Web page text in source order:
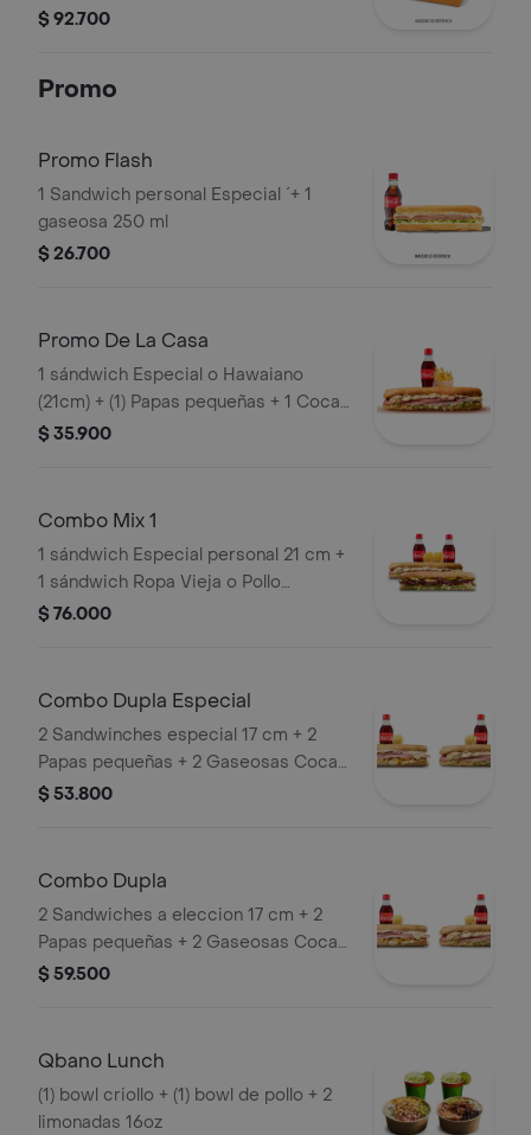
Escoger 3 Sabores Entre Cualquiera
$ 92.700
Promo
Promo Flash
1 Sandwich personal Especial ´+ 1
gaseosa 250 ml
$ 26.700
Promo De La Casa
1 sándwich Especial o Hawaiano
(21cm) + (1) Papas pequeñas + 1 Coca
Cola 250ml
$ 35.900
Combo Mix 1
1 sándwich Especial personal 21 cm +
1 sándwich Ropa Vieja o Pollo
personal 21 cm+ 2 limonadas de 16 oz
$ 76.000
Combo Dupla Especial
2 Sandwinches especial 17 cm + 2
Papas pequeñas + 2 Gaseosas Coca
Cola 400ml.
$ 53.800
Combo Dupla
2 Sandwiches a eleccion 17 cm + 2
Papas pequeñas + 2 Gaseosas Coca
Cola 400ml.
$ 59.500
Qbano Lunch
(1) bowl criollo + (1) bowl de pollo + 2
limonadas 16oz